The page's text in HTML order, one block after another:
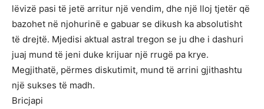
lëvizë pasi të jetë arritur një vendim, dhe një lloj tjetër që
bazohet në njohurinë e gabuar se dikush ka absolutisht
të drejtë. Mjedisi aktual astral tregon se ju dhe i dashuri
juaj mund të jeni duke krijuar një rrugë pa krye.
Megjithatë, përmes diskutimit, mund të arrini gjithashtu
një sukses të madh.
Bricjapi